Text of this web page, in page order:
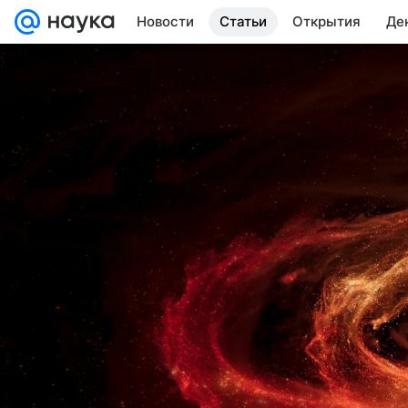
Новости Статьи Открытия